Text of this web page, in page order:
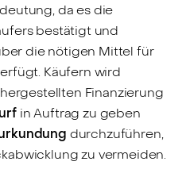
da es die
bestätigt und
die nötigen Mittel für
Käufern wird
Finanzierung
in Auftrag zu geben
durchzuführen,
zu vermeiden.